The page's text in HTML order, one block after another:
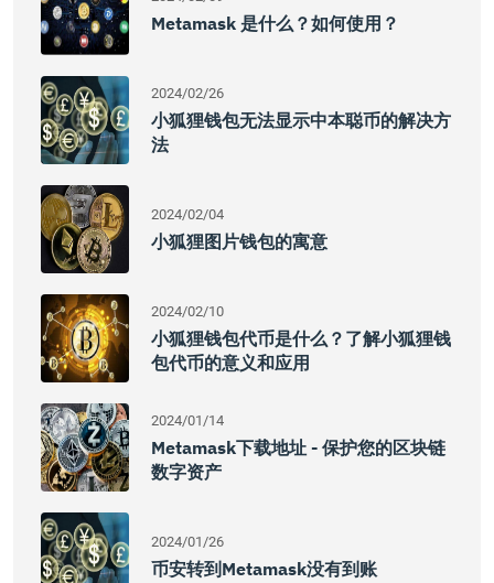
Metamask 是什么？如何使用？
2024/02/26
小狐狸钱包无法显示中本聪币的解决方
法
2024/02/04
小狐狸图片钱包的寓意
2024/02/10
小狐狸钱包代币是什么？了解小狐狸钱
包代币的意义和应用
2024/01/14
Metamask下载地址 - 保护您的区块链
数字资产
2024/01/26
币安转到metamask没有到账